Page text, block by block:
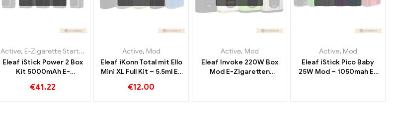
Active, E-Zigarette Starterset
Eleaf iStick Power 2 Box
Kit 5000mAh E-
Custom
€41.22
Active, Mod
Eleaf iKonn Total mit Ello
Mini XL Full Kit – 5.5ml E-
Custom
€12.00
Active, Mod
Eleaf Invoke 220W Box
Mod E-Zigaretten
Active, Mod
Eleaf iStick Pico Baby
25W Mod – 1050mah E-